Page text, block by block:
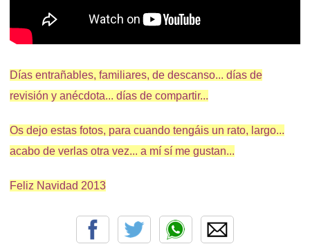
Días entrañables, familiares, de descanso... días de
revisión y anécdota... días de compartir...
Os dejo estas fotos, para cuando tengáis un rato, largo...
acabo de verlas otra vez... a mí sí me gustan...
Feliz Navidad 2013